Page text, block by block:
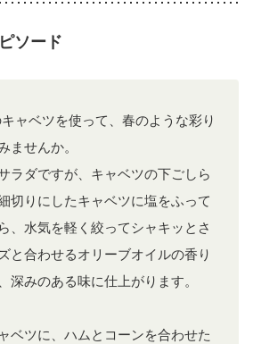
荒れ 妊活中
ソード
ャベツを使って、春のような彩り
ませんか。
ラダですが、キャベツの下ごしら
切りにしたキャベツに塩をふって
、水気を軽く絞ってシャキッとさ
と合わせるオリーブオイルの香り
深みのある味に仕上がります。
ベツに、ハムとコーンを合わせた